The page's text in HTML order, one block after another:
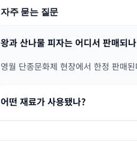
자주 묻는 질문
왕과 산나물 피자는 어디서 판매되
영월 단종문화제 현장에서 한정 판매된
어떤 재료가 사용됐나?